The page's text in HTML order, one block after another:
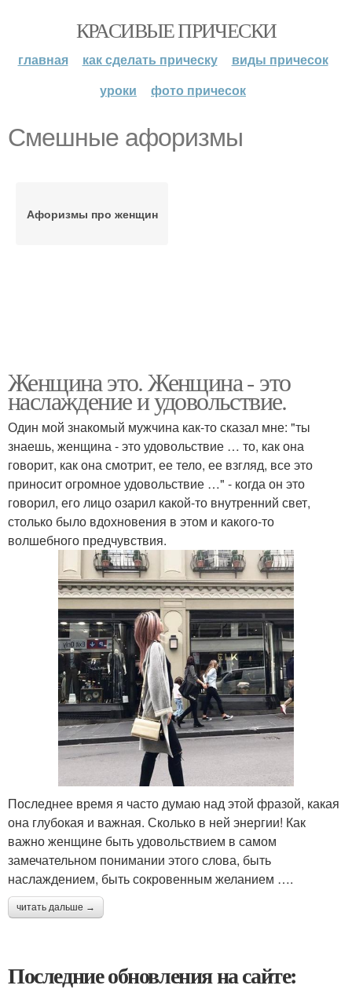
КРАСИВЫЕ ПРИЧЕСКИ
главная как сделать прическу
виды причесок
уроки
фото причесок
Смешные афоризмы
Афоризмы про женщин
Женщина это. Женщина - это
наслаждение и удовольствие.
Один мой знакомый мужчина как-то сказал мне: "ты
знаешь, женщина - это удовольствие … то, как она
говорит, как она смотрит, ее тело, ее взгляд, все это
приносит огромное удовольствие …" - когда он это
говорил, его лицо озарил какой-то внутренний свет,
столько было вдохновения в этом и какого-то
волшебного предчувствия.
Последнее время я часто думаю над этой фразой, какая
она глубокая и важная. Сколько в ней энергии! Как
важно женщине быть удовольствием в самом
замечательном понимании этого слова, быть
наслаждением, быть сокровенным желанием ….
читать дальше →
Последние обновления на сайте: